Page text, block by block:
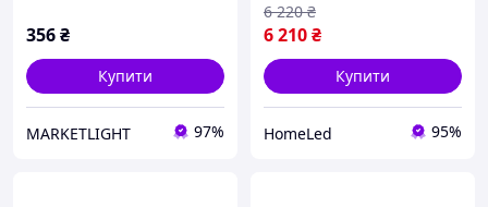
356₴
Купити
MARKETLIGHT 97%
6 210₴
6 220 ₴
Купити
HomeLed 95%